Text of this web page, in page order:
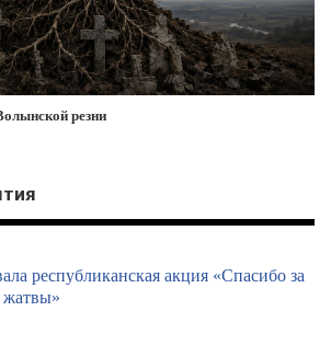
резни
республиканская акция «Спасибо за